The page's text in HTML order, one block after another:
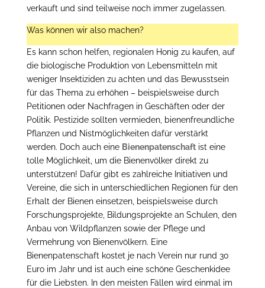
verkauft und sind teilweise noch immer zugelassen.
Was können wir also machen?
Es kann schon helfen, regionalen Honig zu kaufen, auf
die biologische Produktion von Lebensmitteln mit
weniger Insektiziden zu achten und das Bewusstsein
für das Thema zu erhöhen – beispielsweise durch
Petitionen oder Nachfragen in Geschäften oder der
Politik. Pestizide sollten vermieden, bienenfreundliche
Pflanzen und Nistmöglichkeiten dafür verstärkt
werden. Doch auch eine Bienenpatenschaftist eine
tolle Möglichkeit, um die Bienenvölker direkt zu
unterstützen! Dafür gibt es zahlreiche Initiativen und
Vereine, die sich in unterschiedlichen Regionen für den
Erhalt der Bienen einsetzen, beispielsweise durch
Forschungsprojekte, Bildungsprojekte an Schulen, den
Anbau von Wildpflanzen sowie der Pflege und
Vermehrung von Bienenvölkern. Eine
Bienenpatenschaft kostet je nach Verein nur rund 30
Euro im Jahr und ist auch eine schöne Geschenkidee
für die Liebsten. In den meisten Fällen wird einmal im